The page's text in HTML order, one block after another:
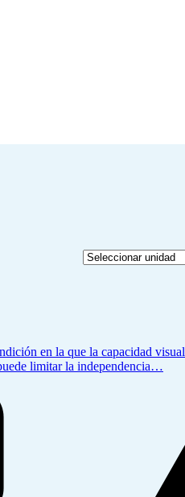
en la que la capacidad
limitar la independencia…